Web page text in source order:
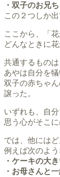
・双子のお兄
この２つしか
ここから、「
どんなときに
共通するものは
あやは自分を
双子の赤ちゃ
譲った。
いずれも、自
思う心がそこに
では、他には
例えば次のよう
・ケーキの大
・お母さんと